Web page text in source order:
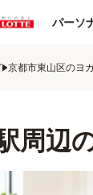
パーソ
京都市東山区のヨ
周辺